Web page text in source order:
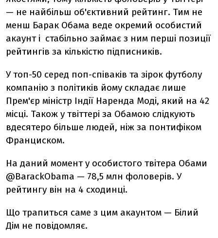
— не найбільш об'єктивний рейтинг. Тим не
менш Барак Обама веде окремий особистий
акаунт і стабільно займає з ним перші позиції
рейтингів за кількістю підписників.
У топ-50 серед поп-співаків та зірок футболу
компанію з політиків йому складає лише
Прем'єр міністр Індії Наренда Моді, який на 42
місці. Також у твіттері за Обамою слідкують
вдесятеро більше людей, ніж за понтифіком
Франциском.
На даний момент у особистого твітера Обами
@BarackObama — 78,5 млн фоловерів. У
рейтингу він на 4 сходинці.
Що трапиться саме з цим акаунтом — Білий
Дім не повідомляє.